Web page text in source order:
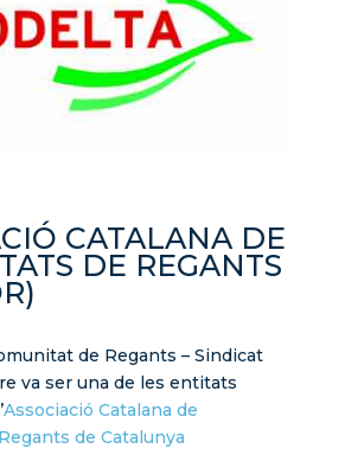
CATALANA DE
DE REGANTS
de Regants – Sindicat
va ser una de les entitats
Associació Catalana de
de Catalunya